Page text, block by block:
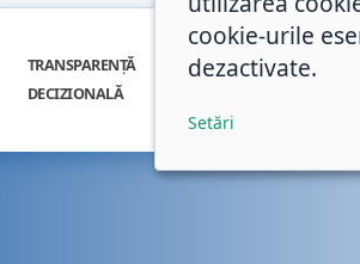
TRANSPARENȚĂ
DECIZIONALĂ
INTEGRITATE
cookie-urile
dezactivate.
Setări